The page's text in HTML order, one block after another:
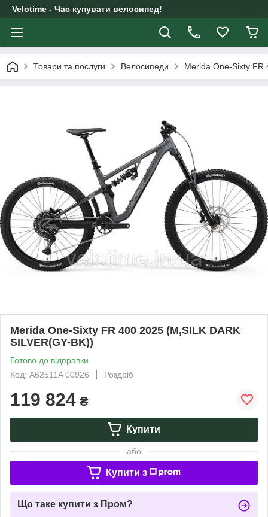
Velotime - Час купувати велосипед!
Товари та послуги Велосипеди Merida One-Sixty FR
Merida One-Sixty FR 400 2025 (M,SILK DARK
SILVER(GY-BK))
Готово до відправки
Код: A62511A 00926
Роздріб
119 824 ₴
Купити
або
Купити з
Що таке купити з Пром?